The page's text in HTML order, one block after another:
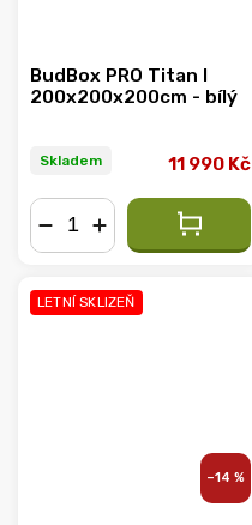
BudBox PRO Titan I
200x200x200cm - bílý
Skladem 11 990 Kč
LETNÍ SKLIZEŇ
–14 %